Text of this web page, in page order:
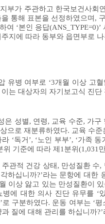
부가 주관하고 한국보건사회
통해 표본을 선정하였으며,
여 ‘본인 응답
지에 따라 동부와 읍면부로
유병 여부로 ‘3개월 이상 고
는 대상자의 자기보고식 진
은 성별, 연령, 교육 수준, 가
으로 재분류하였다. 교육 수
‘독거’, ‘노인 부부’, ‘가족
위 기준에 따라 제1분위(1,031
관적 건강 상태, 만성질환 수
하십니까?’라는 문항에 대한
이상 앓고 있는 만성질환이
에 대한 의사 진단 유무를 ‘
’로 구분하였다. 운동 여부는 ‘
질에 대해 관리를 하십니까